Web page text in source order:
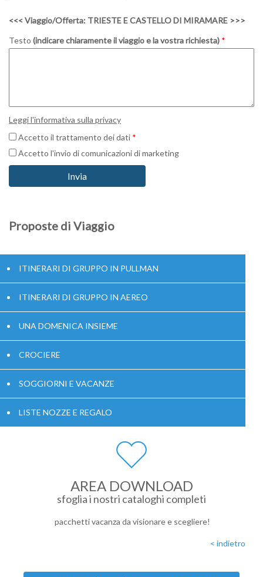
<<< Viaggio/Offerta: TRIESTE E CASTELLO DI MIRAMARE >>>
Testo (indicare chiaramente il viaggio e la vostra richiesta) *
Leggi l'informativa sulla privacy
Accetto il trattamento dei dati *
Accetto l'invio di comunicazioni di marketing
Proposte di Viaggio
ITINERARI DI GRUPPO IN PULLMAN
ITINERARI DI GRUPPO IN AEREO
UNA DOMENICA INSIEME
CROCIERE
SOGGIORNI E VACANZE
LISTE NOZZE E REGALO
AREA DOWNLOAD
sfoglia i nostri cataloghi completi
pacchetti vacanza da visionare e scegliere!
< indietro